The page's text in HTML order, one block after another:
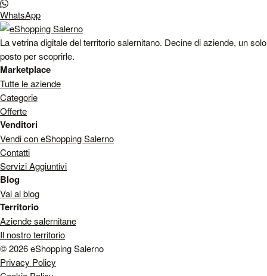
WhatsApp
La vetrina digitale del territorio salernitano. Decine di aziende, un solo
posto per scoprirle.
Marketplace
Tutte le aziende
Categorie
Offerte
Venditori
Vendi con eShopping Salerno
Contatti
Servizi Aggiuntivi
Blog
Vai al blog
Territorio
Aziende salernitane
Il nostro territorio
© 2026 eShopping Salerno
Privacy Policy